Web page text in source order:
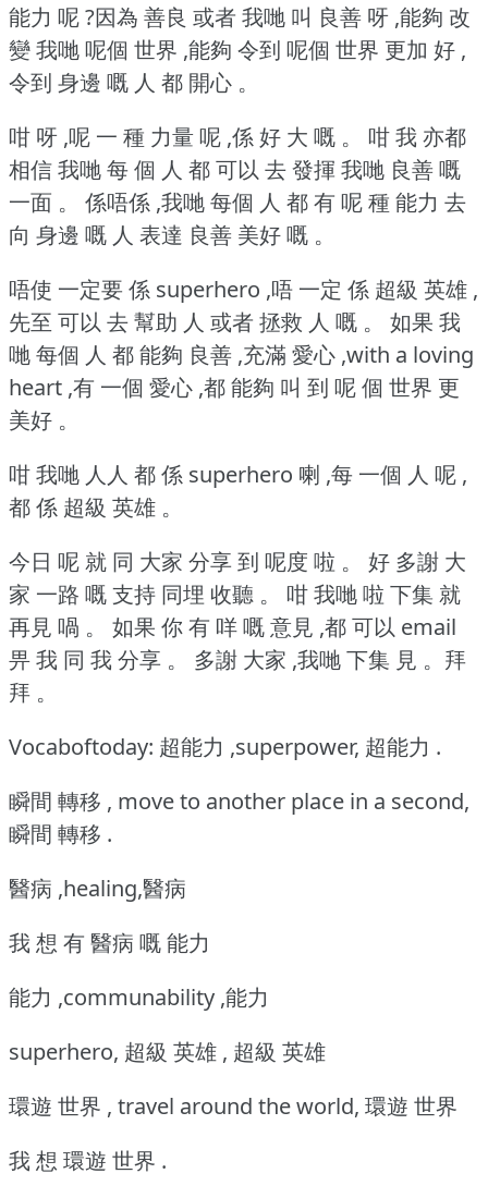
能力 呢 ?因為 善良 或者 我哋 叫 良善 呀 ,能夠 改
變 我哋 呢個 世界 ,能夠 令到 呢個 世界 更加 好 ,
令到 身邊 嘅 人 都 開心 。
咁 呀 ,呢 一 種 力量 呢 ,係 好 大 嘅 。
咁 我 亦都
相信 我哋 每 個 人 都 可以 去 發揮 我哋 良善 嘅
一面 。
係唔係 ,我哋 每個 人 都 有 呢 種 能力 去
向 身邊 嘅 人 表達 良善 美好 嘅 。
唔使 一定要 係 superhero ,唔 一定 係 超級 英雄 ,
先至 可以 去 幫助 人 或者 拯救 人 嘅 。
如果 我
哋 每個 人 都 能夠 良善 ,充滿 愛心 ,with a loving
heart ,有 一個 愛心 ,都 能夠 叫 到 呢 個 世界 更
美好 。
咁 我哋 人人 都 係 superhero 喇 ,每 一個 人 呢 ,
都 係 超級 英雄 。
今日 呢 就 同 大家 分享 到 呢度 啦 。
好 多謝 大
家 一路 嘅 支持 同埋 收聽 。
咁 我哋 啦 下集 就
再見 喎 。
如果 你 有 咩 嘅 意見 ,都 可以 email
畀 我 同 我 分享 。
多謝 大家 ,我哋 下集 見 。拜
拜 。
Vocaboftoday: 超能力 ,superpower, 超能力 .
瞬間 轉移 , move to another place in a second,
瞬間 轉移 .
醫病 ,healing,醫病
我 想 有 醫病 嘅 能力
能力 ,communability ,能力
superhero, 超級 英雄 , 超級 英雄
環遊 世界 , travel around the world, 環遊 世界
我 想 環遊 世界 .